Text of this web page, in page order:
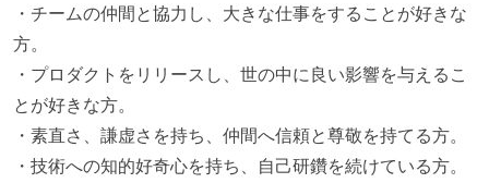
・チームの仲間と協力し、大きな仕事をすることが好きな
方。
・プロダクトをリリースし、世の中に良い影響を与えるこ
とが好きな方。
・素直さ、謙虚さを持ち、仲間へ信頼と尊敬を持てる方。
・技術への知的好奇心を持ち、自己研鑽を続けている方。